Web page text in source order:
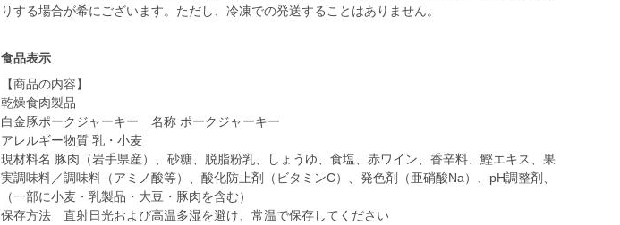
りする場合が希にございます。ただし、冷凍での発送することはありません。
食品表示
【商品の内容】
乾燥食肉製品
白金豚ポークジャーキー 名称 ポークジャーキー
アレルギー物質 乳・小麦
現材料名 豚肉（岩手県産）、砂糖、脱脂粉乳、しょうゆ、食塩、赤ワイン、香辛料、鰹エキス、果
実調味料／調味料（アミノ酸等）、酸化防止剤（ビタミンC）、発色剤（亜硝酸Na）、pH調整剤、
（一部に小麦・乳製品・大豆・豚肉を含む）
保存方法 直射日光および高温多湿を避け、常温で保存してください